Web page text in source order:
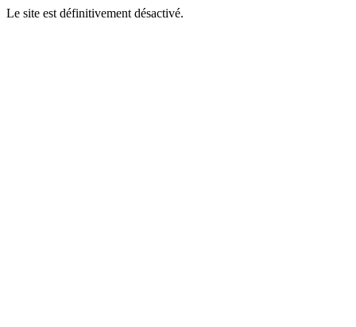
Le site est définitivement désactivé.